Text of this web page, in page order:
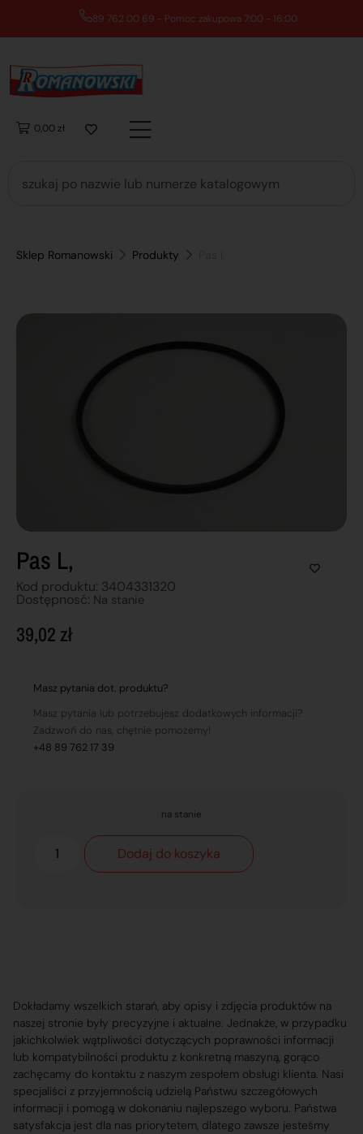
89 762 00 69 - Pomoc zakupowa 7:00 - 16:00
0,00 zł
Sklep Romanowski Produkty
Pas L,
Kod produktu: 3404331320
Dostępnosć: Na stanie
39,02 zł
Masz pytania dot. produktu?
Masz pytania lub potrzebujesz dodatkowych informacji?
Zadzwoń do nas, chętnie pomożemy!
+48 89 762 17 39
na stanie
Dodaj do koszyka
Dokładamy wszelkich starań, aby opisy i zdjęcia produktów na
naszej stronie były precyzyjne i aktualne. Jednakże, w przypadku
jakichkolwiek wątpliwości dotyczących poprawności informacji
lub kompatybilności produktu z konkretną maszyną, gorąco
zachęcamy do kontaktu z naszym zespołem obsługi klienta. Nasi
specjaliści z przyjemnością udzielą Państwu szczegółowych
informacji i pomogą w dokonaniu najlepszego wyboru. Państwa
satysfakcja jest dla nas priorytetem, dlatego zawsze jesteśmy